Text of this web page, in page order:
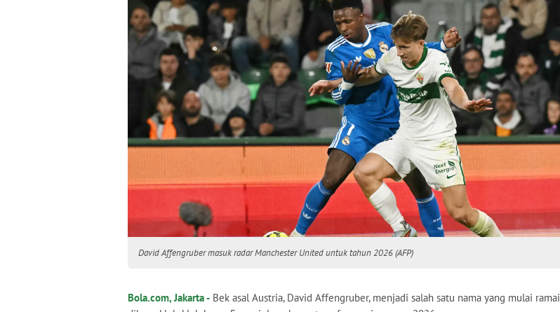
David Affengruber masuk radar Manchester United untuk tahun 2026 (AFP)
Bola.com, Jakarta - Bek asal Austria, David Affengruber, menjadi salah satu nama yang mulai ramai